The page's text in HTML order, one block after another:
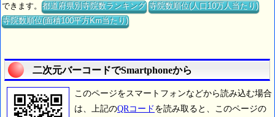
できます。都道府県別寺院数ランキング 寺院数順位(人口10万人当たり)
寺院数順位(面積100平方Km当たり)
二次元バーコードでSmartphoneから
このページをスマートフォンなどから読み込む場合
は、上記のQRコード を読み取ると、このページの